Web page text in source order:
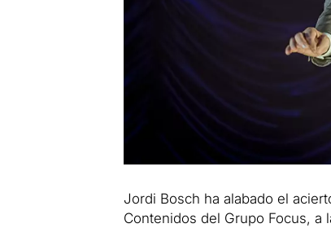
Jordi Bosch ha alabado el
Contenidos del Grupo Focus, a